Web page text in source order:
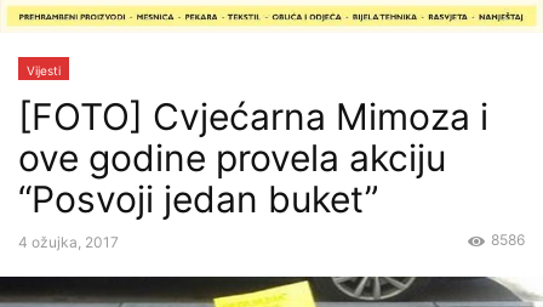
Vijesti
[FOTO] Cvjećarna Mimoza i
ove godine provela akciju
“Posvoji jedan buket”
4 ožujka, 2017 8586